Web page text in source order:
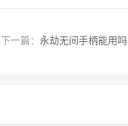
下一篇： 永劫无间手柄能用吗